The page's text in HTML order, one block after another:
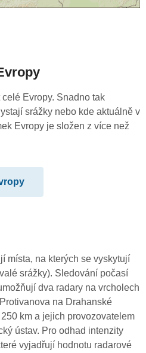
Evropy. Snadno tak
srážky nebo kde aktuálně v
Evropy je složen z více než
místa, na kterých se vyskytují
srážky). Sledování počasí
dva radary na vrcholech
na Drahanské
km a jejich provozovatelem
ústav. Pro odhad intenzity
vyjadřují hodnotu radarové